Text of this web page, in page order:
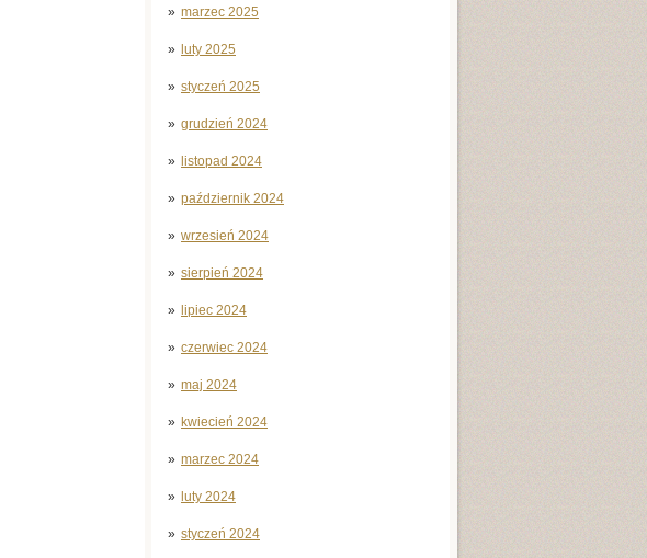
marzec 2025
luty 2025
styczeń 2025
grudzień 2024
listopad 2024
październik 2024
wrzesień 2024
sierpień 2024
lipiec 2024
czerwiec 2024
maj 2024
kwiecień 2024
marzec 2024
luty 2024
styczeń 2024